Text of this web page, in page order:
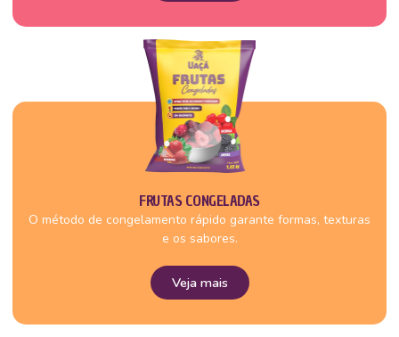
FRUTAS CONGELADAS
O método de congelamento rápido garante formas, texturas
e os sabores.
Veja mais